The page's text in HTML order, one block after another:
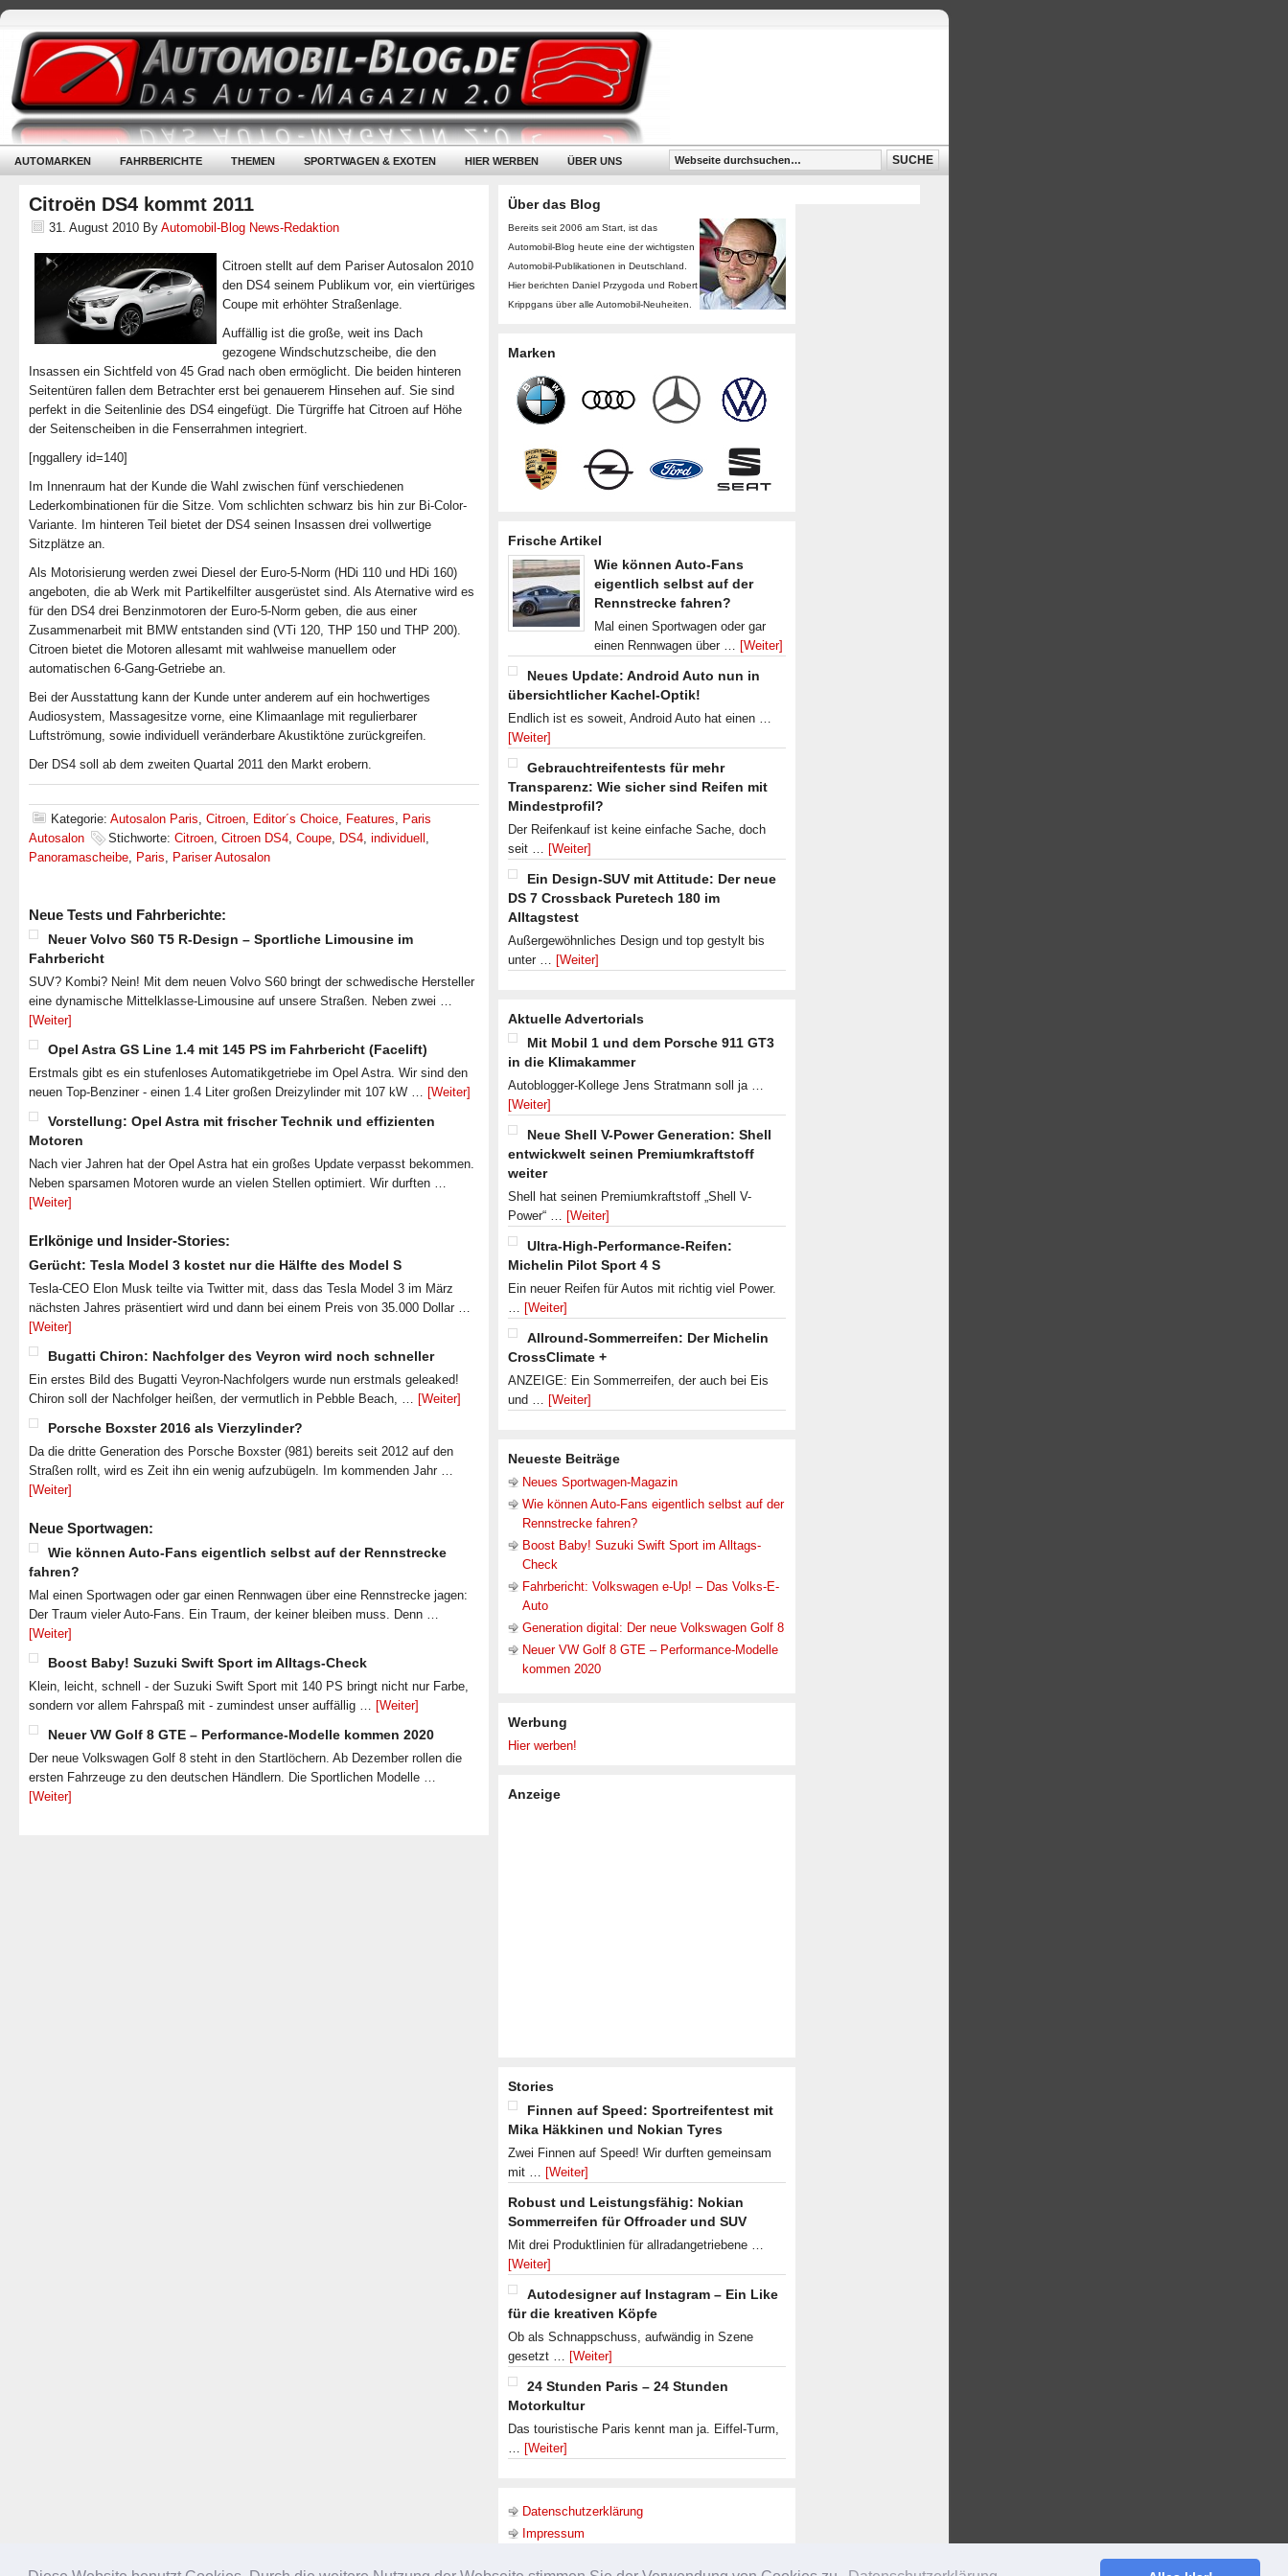
AUTOMARKEN FAHRBERICHTE THEMEN SPORTWAGEN & EXOTEN HIER WERBEN ÜBER UNS
Citroën DS4 kommt 2011
31. August 2010 By Automobil-Blog News-Redaktion
Citroen stellt auf dem Pariser Autosalon 2010
den DS4 seinem Publikum vor, ein viertüriges
Coupe mit erhöhter Straßenlage.
Auffällig ist die große, weit ins Dach
gezogene Windschutzscheibe, die den
Insassen ein Sichtfeld von 45 Grad nach oben ermöglicht. Die beiden hinteren
Seitentüren fallen dem Betrachter erst bei genauerem Hinsehen auf. Sie sind
perfekt in die Seitenlinie des DS4 eingefügt. Die Türgriffe hat Citroen auf Höhe
der Seitenscheiben in die Fenserrahmen integriert.
[nggallery id=140]
Im Innenraum hat der Kunde die Wahl zwischen fünf verschiedenen
Lederkombinationen für die Sitze. Vom schlichten schwarz bis hin zur Bi-Color-
Variante. Im hinteren Teil bietet der DS4 seinen Insassen drei vollwertige
Sitzplätze an.
Als Motorisierung werden zwei Diesel der Euro-5-Norm (HDi 110 und HDi 160)
angeboten, die ab Werk mit Partikelfilter ausgerüstet sind. Als Aternative wird es
für den DS4 drei Benzinmotoren der Euro-5-Norm geben, die aus einer
Zusammenarbeit mit BMW entstanden sind (VTi 120, THP 150 und THP 200).
Citroen bietet die Motoren allesamt mit wahlweise manuellem oder
automatischen 6-Gang-Getriebe an.
Bei der Ausstattung kann der Kunde unter anderem auf ein hochwertiges
Audiosystem, Massagesitze vorne, eine Klimaanlage mit regulierbarer
Luftströmung, sowie individuell veränderbare Akustiktöne zurückgreifen.
Der DS4 soll ab dem zweiten Quartal 2011 den Markt erobern.
Kategorie: Autosalon Paris, Citroen, Editor´s Choice, Features, Paris
Autosalon
Stichworte: Citroen, Citroen DS4, Coupe, DS4, individuell ,
Panoramascheibe, Paris, Pariser Autosalon
Neue Tests und Fahrberichte:
Neuer Volvo S60 T5 R-Design – Sportliche Limousine im
Fahrbericht
SUV? Kombi? Nein! Mit dem neuen Volvo S60 bringt der schwedische Hersteller
eine dynamische Mittelklasse-Limousine auf unsere Straßen. Neben zwei …
[Weiter]
Opel Astra GS Line 1.4 mit 145 PS im Fahrbericht (Facelift)
Erstmals gibt es ein stufenloses Automatikgetriebe im Opel Astra. Wir sind den
neuen Top-Benziner - einen 1.4 Liter großen Dreizylinder mit 107 kW … [Weiter]
Vorstellung: Opel Astra mit frischer Technik und effizienten
Motoren
Nach vier Jahren hat der Opel Astra hat ein großes Update verpasst bekommen.
Neben sparsamen Motoren wurde an vielen Stellen optimiert. Wir durften …
[Weiter]
Erlkönige und Insider-Stories:
Gerücht: Tesla Model 3 kostet nur die Hälfte des Model S
Tesla-CEO Elon Musk teilte via Twitter mit, dass das Tesla Model 3 im März
nächsten Jahres präsentiert wird und dann bei einem Preis von 35.000 Dollar …
[Weiter]
Bugatti Chiron: Nachfolger des Veyron wird noch schneller
Ein erstes Bild des Bugatti Veyron-Nachfolgers wurde nun erstmals geleaked!
Chiron soll der Nachfolger heißen, der vermutlich in Pebble Beach, … [Weiter]
Porsche Boxster 2016 als Vierzylinder?
Da die dritte Generation des Porsche Boxster (981) bereits seit 2012 auf den
Straßen rollt, wird es Zeit ihn ein wenig aufzubügeln. Im kommenden Jahr …
[Weiter]
Neue Sportwagen:
Wie können Auto-Fans eigentlich selbst auf der Rennstrecke
fahren?
Mal einen Sportwagen oder gar einen Rennwagen über eine Rennstrecke jagen:
Der Traum vieler Auto-Fans. Ein Traum, der keiner bleiben muss. Denn …
[Weiter]
Boost Baby! Suzuki Swift Sport im Alltags-Check
Klein, leicht, schnell - der Suzuki Swift Sport mit 140 PS bringt nicht nur Farbe,
sondern vor allem Fahrspaß mit - zumindest unser auffällig … [Weiter]
Neuer VW Golf 8 GTE – Performance-Modelle kommen 2020
Der neue Volkswagen Golf 8 steht in den Startlöchern. Ab Dezember rollen die
ersten Fahrzeuge zu den deutschen Händlern. Die Sportlichen Modelle …
[Weiter]
Über das Blog
Bereits seit 2006 am Start, ist das
Automobil-Blog heute eine der wichtigsten
Automobil-Publikationen in Deutschland.
Hier berichten Daniel Przygoda und Robert
Krippgans über alle Automobil-Neuheiten.
Marken
Frische Artikel
Wie können Auto-Fans
eigentlich selbst auf der
Rennstrecke fahren?
Mal einen Sportwagen oder gar
einen Rennwagen über … [Weiter]
Neues Update: Android Auto nun in
übersichtlicher Kachel-Optik!
Endlich ist es soweit, Android Auto hat einen …
[Weiter]
Gebrauchtreifentests für mehr
Transparenz: Wie sicher sind Reifen mit
Mindestprofil?
Der Reifenkauf ist keine einfache Sache, doch
seit … [Weiter]
Ein Design-SUV mit Attitude: Der neue
DS 7 Crossback Puretech 180 im
Alltagstest
Außergewöhnliches Design und top gestylt bis
unter … [Weiter]
Aktuelle Advertorials
Mit Mobil 1 und dem Porsche 911 GT3
in die Klimakammer
Autoblogger-Kollege Jens Stratmann soll ja …
[Weiter]
Neue Shell V-Power Generation: Shell
entwickwelt seinen Premiumkraftstoff
weiter
Shell hat seinen Premiumkraftstoff „Shell V-
Power“ … [Weiter]
Ultra-High-Performance-Reifen:
Michelin Pilot Sport 4 S
Ein neuer Reifen für Autos mit richtig viel Power.
… [Weiter]
Allround-Sommerreifen: Der Michelin
CrossClimate +
ANZEIGE: Ein Sommerreifen, der auch bei Eis
und … [Weiter]
Neueste Beiträge
Neues Sportwagen-Magazin
Wie können Auto-Fans eigentlich selbst auf der
Rennstrecke fahren?
Boost Baby! Suzuki Swift Sport im Alltags-
Check
Fahrbericht: Volkswagen e-Up! – Das Volks-E-
Auto
Generation digital: Der neue Volkswagen Golf 8
Neuer VW Golf 8 GTE – Performance-Modelle
kommen 2020
Werbung
Hier werben!
Anzeige
Stories
Finnen auf Speed: Sportreifentest mit
Mika Häkkinen und Nokian Tyres
Zwei Finnen auf Speed! Wir durften gemeinsam
mit … [Weiter]
Robust und Leistungsfähig: Nokian
Sommerreifen für Offroader und SUV
Mit drei Produktlinien für allradangetriebene …
[Weiter]
Autodesigner auf Instagram – Ein Like
für die kreativen Köpfe
Ob als Schnappschuss, aufwändig in Szene
gesetzt … [Weiter]
24 Stunden Paris – 24 Stunden
Motorkultur
Das touristische Paris kennt man ja. Eiffel-Turm,
… [Weiter]
Datenschutzerklärung
Impressum